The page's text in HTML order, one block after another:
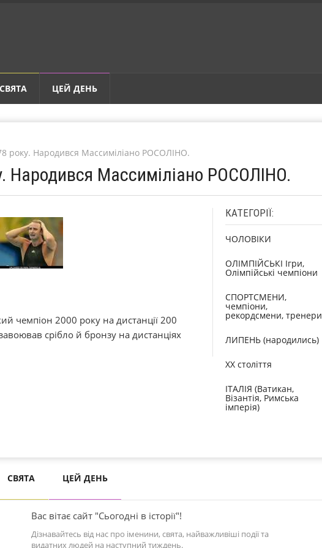
СВЯТА ЦЕЙ ДЕНЬ
року. Народився Массиміліано РОСОЛІНО.
Народився Массиміліано РОСОЛІНО.
чемпіон 2000 року на дистанції 200
срібло й бронзу на дистанціях
КАТЕГОРІЇ:
ЧОЛОВІКИ
ОЛІМПІЙСЬКІ Ігри,
Олімпійські чемпіони
СПОРТСМЕНИ,
чемпіони,
рекордсмени, тренери
ЛИПЕНЬ (народились)
XX століття
ІТАЛІЯ (Ватикан,
Візантія, Римська
імперія)
СВЯТА ЦЕЙ ДЕНЬ
Вас вітає сайт "Сьогодні в історії"!
Дізнавайтесь від нас про іменини, свята, найважливіші події та
видатних людей на наступний тиждень.